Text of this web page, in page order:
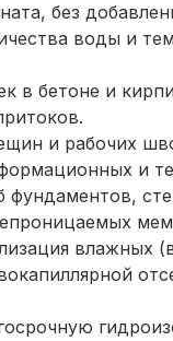
без
воды и
в бетоне и
и рабочих
и
фундаментов,
влажных